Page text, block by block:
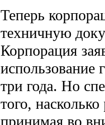
Теперь
техничную
Корпорация
использование
три года. Но
того,
принимая во